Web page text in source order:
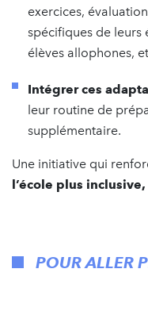
exercices,
spécifiques de leurs
élèves allophones,
Intégrer ces
leur routine de
supplémentaire.
Une initiative qui
l’école plus
POUR ALLER